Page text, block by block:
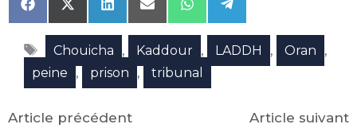
Share
on
Facebook
Share
on
X
(Twitter)
Share
on
LinkedIn
Share
on
Email
Share
on
WhatsApp
Share
on
Telegram
Étiquettes
Chouicha , Kaddour , LADDH , Oran ,
peine , prison , tribunal
Article précédent Article suivant